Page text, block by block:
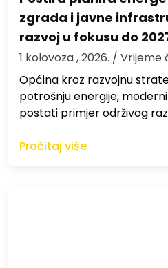
zgrada i javne
razvoj u fokusu do
1 kolovoza , 2026. / Vrijeme
Općina kroz razvojnu
potrošnju energije,
postati primjer održivog
Pročitaj više